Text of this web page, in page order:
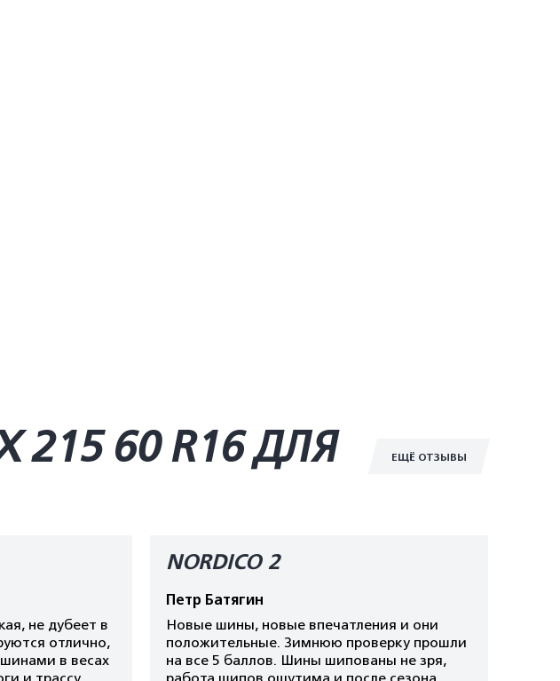
ЕЩЁ ОТЗЫВЫ
60 R16 ДЛЯ
не дубеет в
отлично,
в весах
NORDICO 2
Петр Батягин
Новые шины, новые впечатления и они
положительные. Зимнюю проверку прошли
на все 5 баллов. Шины шипованы не зря,